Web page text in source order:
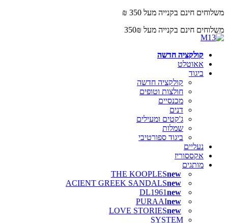
קולקציה חדשה
אאוטלט
ביגוד
קולקציה חדשה
חולצות וטופים
מכנסיים
דנים
ג'קטים ומעילים
שמלות
ביגוד ספורטיבי
נעליים
אקססוריז
מותגים
THE KOOPLES
ACIENT GREEK SANDALS
DL1961
PURAAI
LOVE STORIES
SYSTEM
משלוחים חינם בקנייה מעל 350 ₪
משלוחים חינם בקנייה מעל 350₪